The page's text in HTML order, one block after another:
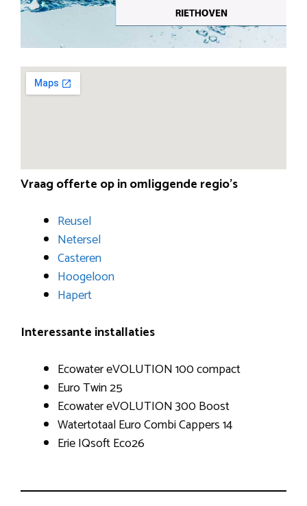
Vraag offerte op in omliggende regio’s
Reusel
Netersel
Casteren
Hoogeloon
Hapert
Interessante installaties
Ecowater eVOLUTION 100 compact
Euro Twin 25
Ecowater eVOLUTION 300 Boost
Watertotaal Euro Combi Cappers 14
Erie IQsoft Eco26